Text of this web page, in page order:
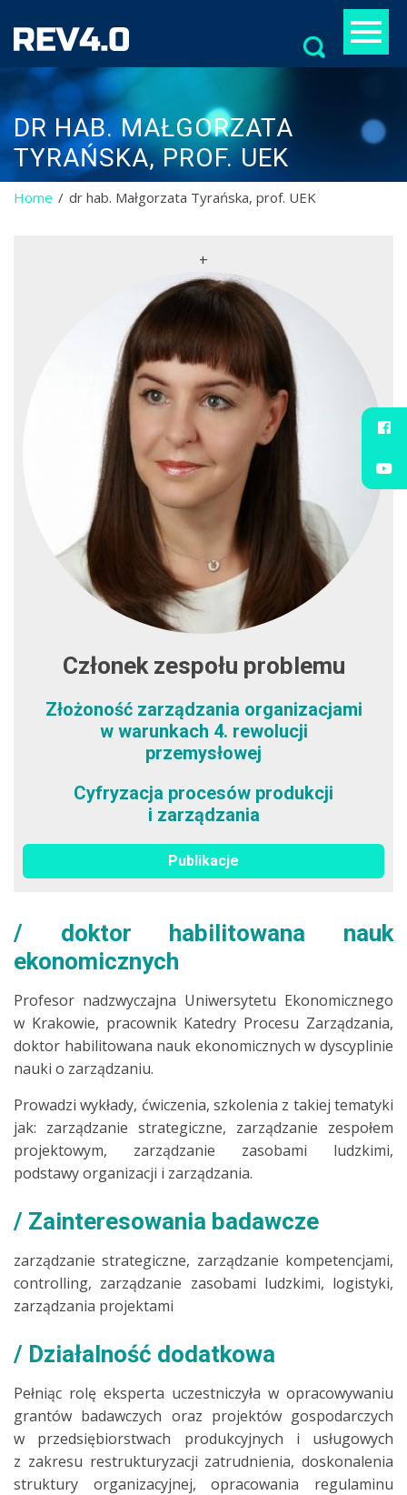
Szukaj:
DR HAB. MAŁGORZATA
TYRAŃSKA, PROF. UEK
Home dr hab. Małgorzata Tyrańska, prof. UEK
+
Członek zespołu problemu
Złożoność zarządzania organizacjami
w warunkach 4. rewolucji
przemysłowej
Cyfryzacja procesów produkcji
i zarządzania
Publikacje
doktor habilitowana nauk
ekonomicznych
Profesor nadzwyczajna Uniwersytetu Ekonomicznego
w Krakowie, pracownik Katedry Procesu Zarządzania,
doktor habilitowana nauk ekonomicznych w dyscyplinie
nauki o zarządzaniu.
Prowadzi wykłady, ćwiczenia, szkolenia z takiej tematyki
jak: zarządzanie strategiczne, zarządzanie zespołem
projektowym, zarządzanie zasobami ludzkimi,
podstawy organizacji i zarządzania.
Zainteresowania badawcze
zarządzanie strategiczne, zarządzanie kompetencjami,
controlling, zarządzanie zasobami ludzkimi, logistyki,
zarządzania projektami
Działalność dodatkowa
Pełniąc rolę eksperta uczestniczyła w opracowywaniu
grantów badawczych oraz projektów gospodarczych
w przedsiębiorstwach produkcyjnych i usługowych
z zakresu restrukturyzacji zatrudnienia, doskonalenia
struktury organizacyjnej, opracowania regulaminu